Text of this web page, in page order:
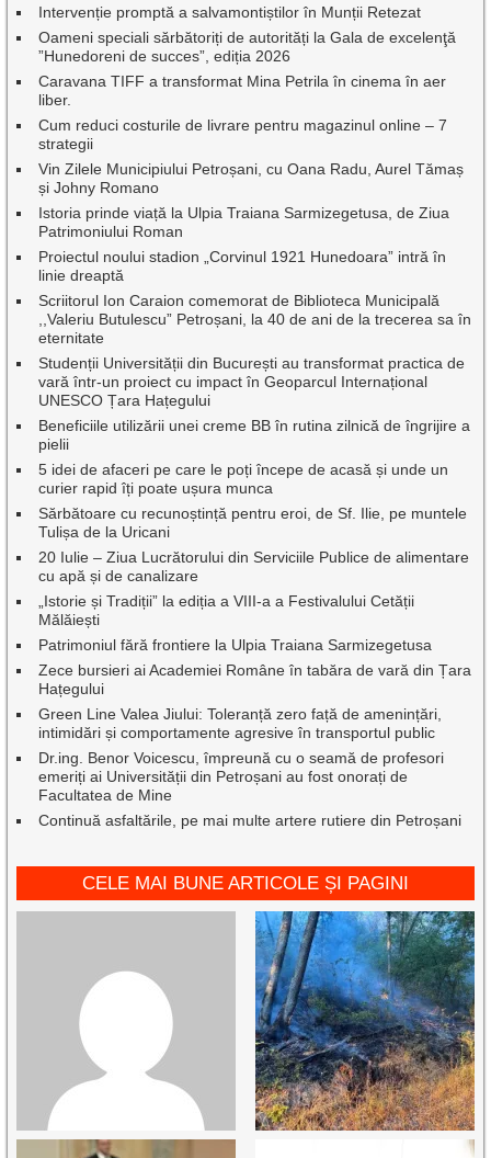
Intervenție promptă a salvamontiștilor în Munții Retezat
Oameni speciali sărbătoriți de autorități la Gala de excelenţă
”Hunedoreni de succes”, ediția 2026
Caravana TIFF a transformat Mina Petrila în cinema în aer
liber.
Cum reduci costurile de livrare pentru magazinul online – 7
strategii
Vin Zilele Municipiului Petroșani, cu Oana Radu, Aurel Tămaș
și Johny Romano
Istoria prinde viață la Ulpia Traiana Sarmizegetusa, de Ziua
Patrimoniului Roman
Proiectul noului stadion „Corvinul 1921 Hunedoara” intră în
linie dreaptă
Scriitorul Ion Caraion comemorat de Biblioteca Municipală
,,Valeriu Butulescu” Petroșani, la 40 de ani de la trecerea sa în
eternitate
Studenții Universității din București au transformat practica de
vară într-un proiect cu impact în Geoparcul Internațional
UNESCO Țara Hațegului
Beneficiile utilizării unei creme BB în rutina zilnică de îngrijire a
pielii
5 idei de afaceri pe care le poți începe de acasă și unde un
curier rapid îți poate ușura munca
Sărbătoare cu recunoștință pentru eroi, de Sf. Ilie, pe muntele
Tulișa de la Uricani
20 Iulie – Ziua Lucrătorului din Serviciile Publice de alimentare
cu apă și de canalizare
„Istorie și Tradiții” la ediția a VIII-a a Festivalului Cetății
Mălăiești
Patrimoniul fără frontiere la Ulpia Traiana Sarmizegetusa
Zece bursieri ai Academiei Române în tabăra de vară din Țara
Hațegului
Green Line Valea Jiului: Toleranță zero față de amenințări,
intimidări și comportamente agresive în transportul public
Dr.ing. Benor Voicescu, împreună cu o seamă de profesori
emeriți ai Universității din Petroșani au fost onorați de
Facultatea de Mine
Continuă asfaltările, pe mai multe artere rutiere din Petroșani
CELE MAI BUNE ARTICOLE ȘI PAGINI